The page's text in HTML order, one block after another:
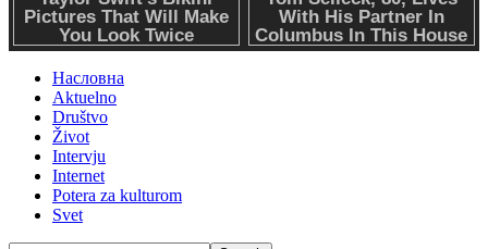
Насловна
Aktuelno
Društvo
Život
Intervju
Internet
Potera za kulturom
Svet